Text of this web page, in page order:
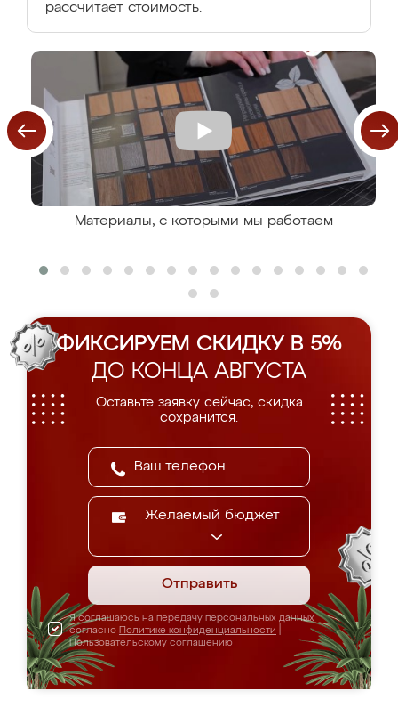
рассчитает стоимость.
Материалы, с которыми мы работаем
ФИКСИРУЕМ СКИДКУ В 5%
ДО КОНЦА АВГУСТА
Оставьте заявку сейчас, скидка
сохранится.
Желаемый бюджет
Отправить
Я соглашаюсь на передачу персональных данных
согласно Политике конфиденциальности
Пользовательскому соглашению